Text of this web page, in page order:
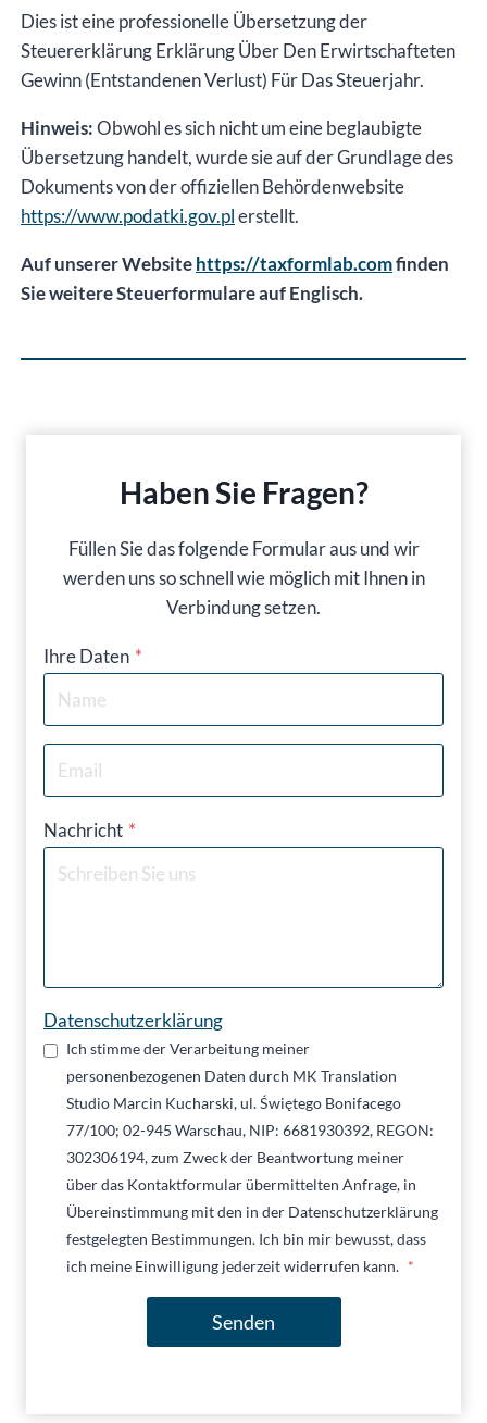
Dies ist eine professionelle Übersetzung der
Steuererklärung Erklärung Über Den Erwirtschafteten
Gewinn (Entstandenen Verlust) Für Das Steuerjahr.
Hinweis:Obwohl es sich nicht um eine beglaubigte
Übersetzung handelt, wurde sie auf der Grundlage des
Dokuments von der offiziellen Behördenwebsite
https://www.podatki.gov.plerstellt.
Auf unserer Websitehttps://taxformlab.comfinden
Sie weitere Steuerformulare auf Englisch.
Haben Sie Fragen?
Füllen Sie das folgende Formular aus und wir
werden uns so schnell wie möglich mit Ihnen in
Verbindung setzen.
Ihre Daten *
Nachricht *
Datenschutzerklärung
Ich stimme der Verarbeitung meiner
personenbezogenen Daten durch MK Translation
Studio Marcin Kucharski, ul. Świętego Bonifacego
77/100; 02-945 Warschau, NIP: 6681930392, REGON:
302306194, zum Zweck der Beantwortung meiner
über das Kontaktformular übermittelten Anfrage, in
Übereinstimmung mit den in der Datenschutzerklärung
festgelegten Bestimmungen. Ich bin mir bewusst, dass
ich meine Einwilligung jederzeit widerrufen kann. *
Senden